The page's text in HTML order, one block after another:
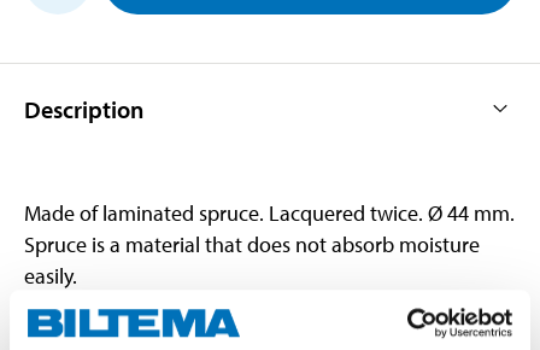
Description
Made of laminated spruce. Lacquered twice. Ø 44 mm.
Spruce is a material that does not absorb moisture
easily.